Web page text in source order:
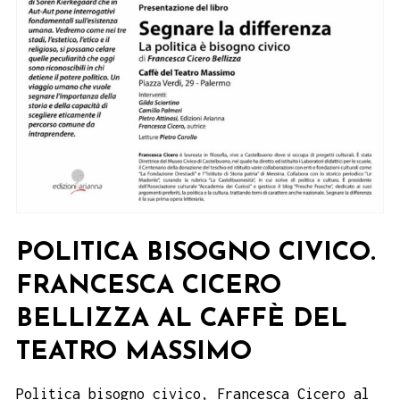
POLITICA BISOGNO CIVICO.
FRANCESCA CICERO
BELLIZZA AL CAFFÈ DEL
TEATRO MASSIMO
Politica bisogno civico, Francesca Cicero al